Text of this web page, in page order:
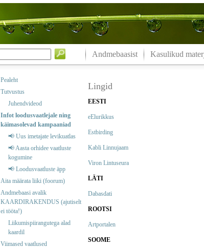
Andmebaasist Kasulikud
Pealeht
Tutvustus
Juhendvideod
Infot loodusvaatlejale ning
käimasolevad kampaaniad
📢 Uus imetajate levikuatlas
📢 Aasta orhidee vaatluste
kogumine
📢 Loodusvaatluste äpp
Aita määrata liiki (foorum)
Andmebaasi avalik
KAARDIRAKENDUS (ajutiselt
ei tööta!)
Liikumispiirangutega alad
kaardil
Viimased vaatlused
Lingid
EESTI
eElurikkus
Estbirding
Kabli Linnujaam
Viron Lintuseura
LÄTI
Dabasdati
ROOTSI
Artportalen
SOOME